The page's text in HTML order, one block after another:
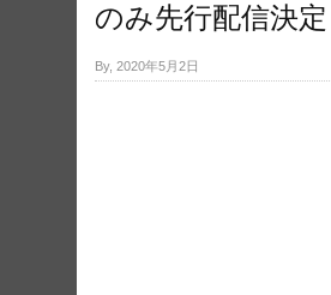
のみ先行配信決定
By, 2020年5月2日